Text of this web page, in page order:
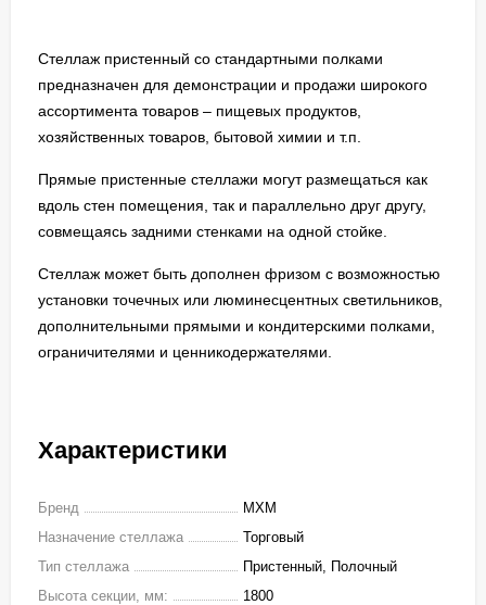
Стеллаж пристенный со стандартными полками
предназначен для демонстрации и продажи широкого
ассортимента товаров – пищевых продуктов,
хозяйственных товаров, бытовой химии и т.п.
Прямые пристенные стеллажи могут размещаться как
вдоль стен помещения, так и параллельно друг другу,
совмещаясь задними стенками на одной стойке.
Стеллаж может быть дополнен фризом с возможностью
установки точечных или люминесцентных светильников,
дополнительными прямыми и кондитерскими полками,
ограничителями и ценникодержателями.
Характеристики
Бренд
МХМ
Назначение стеллажа
Торговый
Тип стеллажа
Пристенный, Полочный
Высота секции, мм:
1800